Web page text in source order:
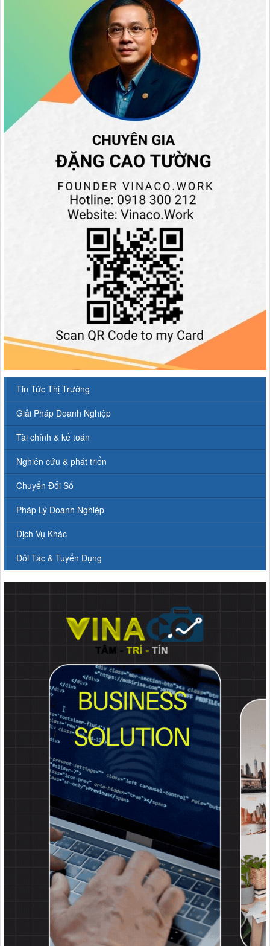
Tin Tức Thị Trường
Giải Pháp Doanh Nghiệp
Tài chính & kế toán
Nghiên cứu & phát triển
Chuyển Đổi Số
Pháp Lý Doanh Nghiệp
Dịch Vụ Khác
Đối Tác & Tuyển Dụng